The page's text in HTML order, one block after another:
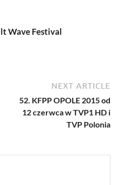
Wave Festival
NEXT ARTICLE
52. KFPP OPOLE 2015 od
12 czerwca w TVP1 HD i
TVP Polonia